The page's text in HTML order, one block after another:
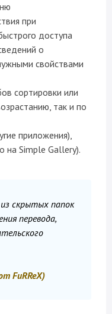
при
доступа
о
свойствами
сортировки или
так и по
приложения),
на Simple Gallery).
скрытых папок
перевода,
FuRReX)